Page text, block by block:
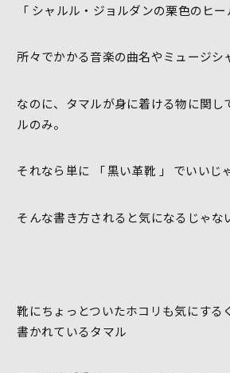
「 シャルル・ジョルダンの栗色のヒ
所々でかかる音楽の曲名やミュージシ
なのに、タマルが身に着ける物に関し
ルのみ。
それなら単に 「 黒い革靴 」 でいいじ
そんな書き方されると気になるじゃな
靴にちょっとついたホコリも気にする
書かれているタマル